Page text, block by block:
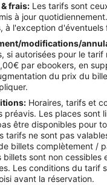
frais: Les tarifs sont
à jour
à l'exception d'éventuels
modifications/
si autorisées pour le tarif
par ebookers, en
du prix du
Horaires, tarifs et
préavis. Les places sont
être disponibles pour
tarifs ne sont pas
billets complètement /
billets sont non cessibles
Les conditions du tarif
avant la réservation.